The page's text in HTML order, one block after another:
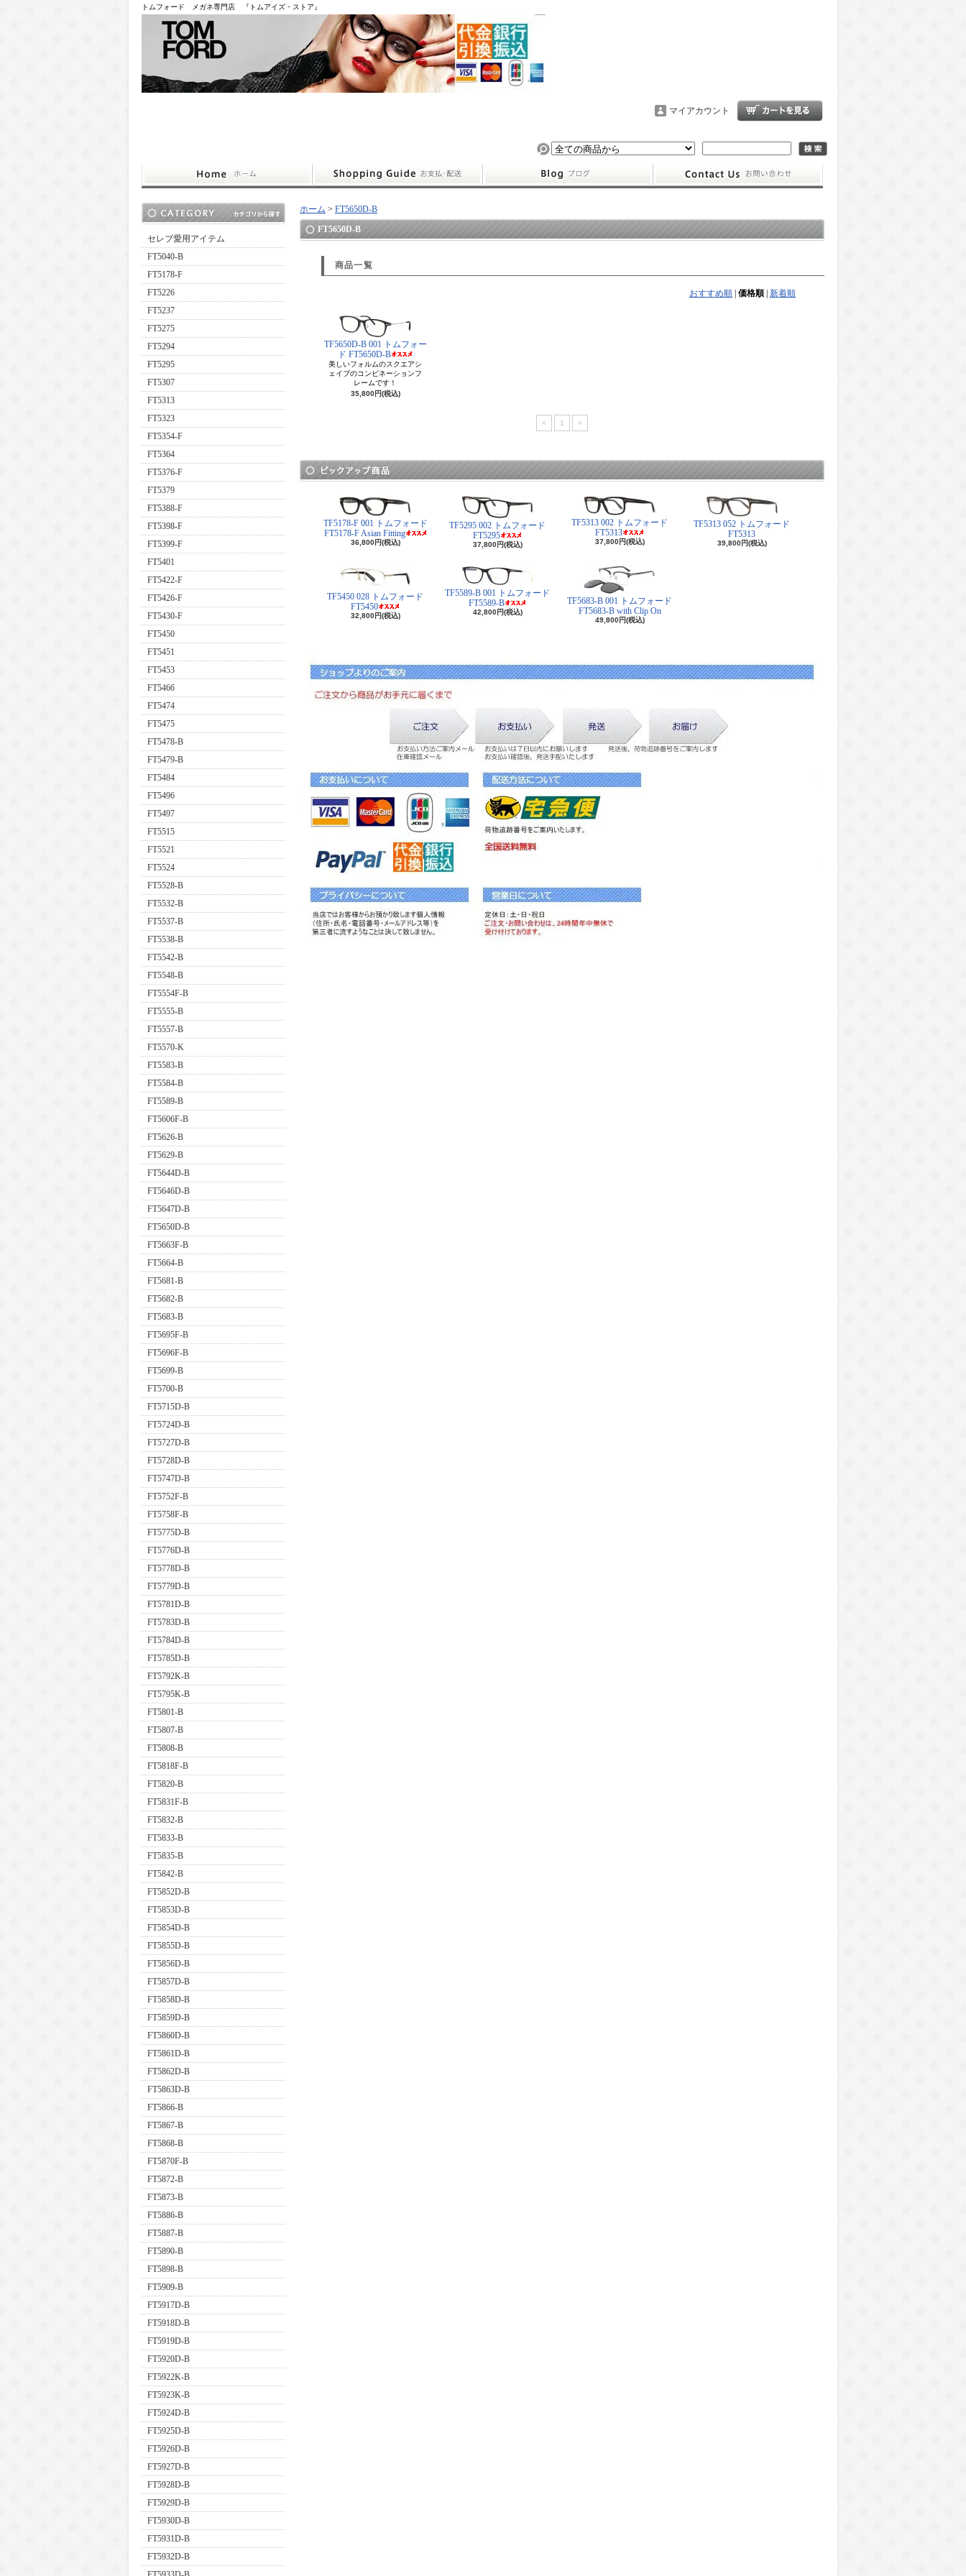
トムフォード メガネ専門店 『トムアイズ・ストア』
マイアカウント
セレブ愛用アイテム
FT5040-B
FT5178-F
FT5226
FT5237
FT5275
FT5294
FT5295
FT5307
FT5313
FT5323
FT5354-F
FT5364
FT5376-F
FT5379
FT5388-F
FT5398-F
FT5399-F
FT5401
FT5422-F
FT5426-F
FT5430-F
FT5450
FT5451
FT5453
FT5466
FT5474
FT5475
FT5478-B
FT5479-B
FT5484
FT5496
FT5497
FT5515
FT5521
FT5524
FT5528-B
FT5532-B
FT5537-B
FT5538-B
FT5542-B
FT5548-B
FT5554F-B
FT5555-B
FT5557-B
FT5570-K
FT5583-B
FT5584-B
FT5589-B
FT5606F-B
FT5626-B
FT5629-B
FT5644D-B
FT5646D-B
FT5647D-B
FT5650D-B
FT5663F-B
FT5664-B
FT5681-B
FT5682-B
FT5683-B
FT5695F-B
FT5696F-B
FT5699-B
FT5700-B
FT5715D-B
FT5724D-B
FT5727D-B
FT5728D-B
FT5747D-B
FT5752F-B
FT5758F-B
FT5775D-B
FT5776D-B
FT5778D-B
FT5779D-B
FT5781D-B
FT5783D-B
FT5784D-B
FT5785D-B
FT5792K-B
FT5795K-B
FT5801-B
FT5807-B
FT5808-B
FT5818F-B
FT5820-B
FT5831F-B
FT5832-B
FT5833-B
FT5835-B
FT5842-B
FT5852D-B
FT5853D-B
FT5854D-B
FT5855D-B
FT5856D-B
FT5857D-B
FT5858D-B
FT5859D-B
FT5860D-B
FT5861D-B
FT5862D-B
FT5863D-B
FT5866-B
FT5867-B
FT5868-B
FT5870F-B
FT5872-B
FT5873-B
FT5886-B
FT5887-B
FT5890-B
FT5898-B
FT5909-B
FT5917D-B
FT5918D-B
FT5919D-B
FT5920D-B
FT5922K-B
FT5923K-B
FT5924D-B
FT5925D-B
FT5926D-B
FT5927D-B
FT5928D-B
FT5929D-B
FT5930D-B
FT5931D-B
FT5932D-B
ホーム > FT5650D-B
FT5650D-B
商品一覧
おすすめ順 価格順 新着順
TF5650D-B 001 トムフォー
ド FT5650D-B
美しいフォルムのスクエアシ
ェイプのコンビネーションフ
レームです！
35,800円(税込)
< 1 >
TF5178-F 001 トムフォード
FT5178-F Asian Fitting
36,800円(税込)
TF5295 002 トムフォード
FT5295
37,800円(税込)
TF5313 002 トムフォード
FT5313
37,800円(税込)
TF5313 052 トムフォード
FT5313
39,800円(税込)
TF5450 028 トムフォード
FT5450
32,800円(税込)
TF5589-B 001 トムフォード
FT5589-B
42,800円(税込)
TF5683-B 001 トムフォード
FT5683-B with Clip On
49,800円(税込)